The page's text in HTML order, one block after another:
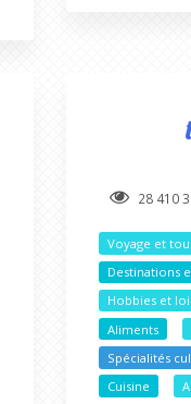
28 410
Voyage et
Destinations
Hobbies et
Aliments
Spécialités
Cuisine